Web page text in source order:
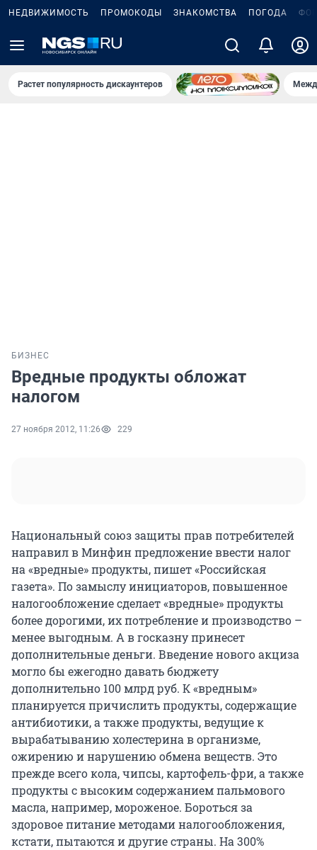
НЕДВИЖИМОСТЬ ПРОМОКОДЫ ЗНАКОМСТВА ПОГОДА
Растет популярность дискаунтеров
БИЗНЕС
Вредные продукты обложат
налогом
27 ноября 2012, 11:26 229
Национальный союз защиты прав потребителей
направил в Минфин предложение ввести налог
на «вредные» продукты, пишет «Российская
газета». По замыслу инициаторов, повышенное
налогообложение сделает «вредные» продукты
более дорогими, их потребление и производство –
менее выгодным. А в госказну принесет
дополнительные деньги. Введение нового акциза
могло бы ежегодно давать бюджету
дополнительно 100 млрд руб. К «вредным»
планируется причислить продукты, содержащие
антибиотики, а также продукты, ведущие к
вырабатыванию холестерина в организме,
ожирению и нарушению обмена веществ. Это
прежде всего кола, чипсы, картофель-фри, а также
продукты с высоким содержанием пальмового
масла, например, мороженое. Бороться за
здоровое питание методами налогообложения,
кстати, пытаются и другие страны. На 300%